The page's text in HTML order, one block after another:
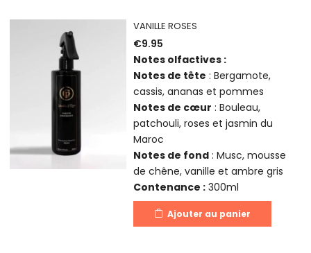
VANILLE ROSES
€9.95
Notes olfactives :
Notes de tête : Bergamote,
cassis, ananas et pommes
Notes de cœur : Bouleau,
patchouli, roses et jasmin du
Maroc
Notes de fond : Musc, mousse
de chêne, vanille et ambre gris
Contenance : 300ml
Ajouter au panier